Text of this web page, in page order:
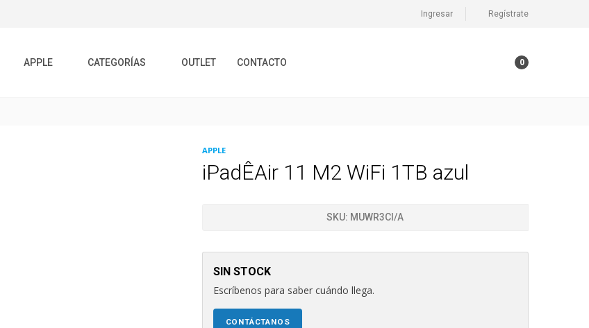
Ingresar Regístrate
APPLE CATEGORÍAS OUTLET CONTACTO 0
APPLE
iPadÊAir 11 M2 WiFi 1TB azul
SKU: MUWR3CI/A
SIN STOCK
Escríbenos para saber cuándo llega.
CONTÁCTANOS